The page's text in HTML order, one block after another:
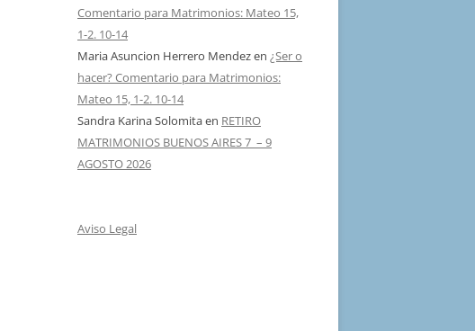
Comentario para Matrimonios: Mateo 15,
1-2. 10-14
Maria Asuncion Herrero Mendezen ¿Ser o
hacer? Comentario para Matrimonios:
Mateo 15, 1-2. 10-14
Sandra Karina Solomitaen RETIRO
MATRIMONIOS BUENOS AIRES 7 – 9
AGOSTO 2026
Aviso Legal